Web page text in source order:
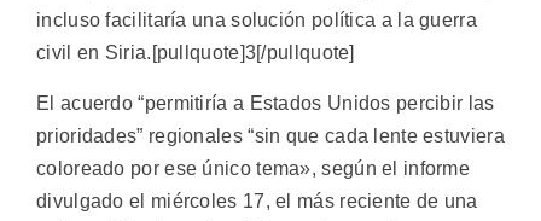
incluso facilitaría una solución política a la guerra
civil en Siria.[pullquote]3[/pullquote]
El acuerdo “permitiría a Estados Unidos percibir las
prioridades” regionales “sin que cada lente estuviera
coloreado por ese único tema», según el informe
divulgado el miércoles 17, el más reciente de una